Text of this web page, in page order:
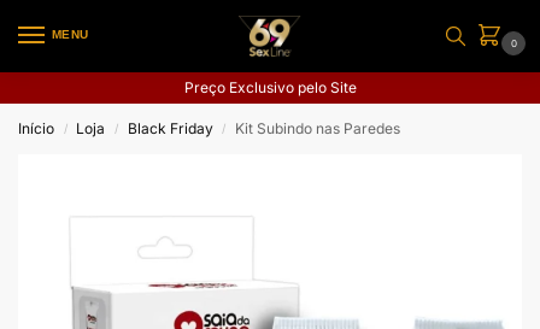
MENU
0
Preço Exclusivo pelo Site
Início / Loja / Black Friday / Kit Subindo nas Paredes